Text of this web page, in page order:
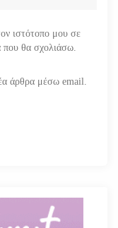
ιστότοπο μου σε
που θα σχολιάσω.
άρθρα μέσω email.